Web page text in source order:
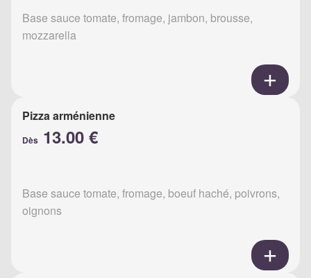
Base sauce tomate, fromage, jambon, brousse,
mozzarella
Pizza arménienne
Dès 13.00 €
Base sauce tomate, fromage, boeuf haché, poivrons,
oignons